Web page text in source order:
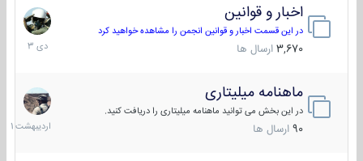
اخبار و قوانین
در این قسمت اخبار و قوانین انجمن را مشاهده خواهید کرد
3,670 ارسال ها
22
دی
1403
ماهنامه میلیتاری
در این بخش می توانید ماهنامه میلیتاری را دریافت کنید.
90 ارسال ها
30
1401